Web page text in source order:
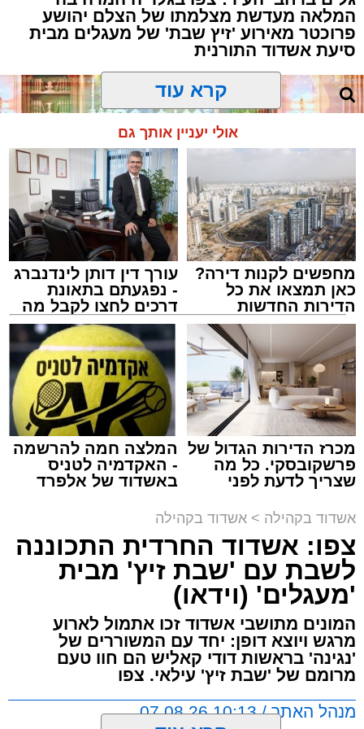
המלאה מעדשת מצלמתו של הצלם יהושע
פרוכטר מאירוע 'זיץ שבת' של מעגלים מבית
סיעת אשדוד התורנית
צילום: יהושע פרוכטר
מערכת האתר / 00:35 09.08.26
תגים:אשדוד, קאליש, מעגלים
האירוע שלא ישכח באשדוד ממשיך להכות גלים
ברחבי העיר: צפו בגלריה המרהיבה המלאה
מעדשת מצלמתו של הצלם יהושע פרוכטר
מאירוע 'זיץ שבת' של מעגלים מבית סיעת אשדוד
התורנית.
הערב המרגש החל בשירת אחדות בניהולו של ר'
דוד קאליש ותזמורת נגינה, משולבת בזיץ לכבוד
שבת קודש.
קרא עוד
אולי יעניין אותך גם
מחפשים לקנות דירה?
כאן תמצאו את כל
הדירות החדשות
למכירה באשדוד >>>
עורך דין דותן לינדנברג
- נפגעתם בתאונת
דרכים לחצו לקבל מה
שמגיע לכם
מכרז הדירות הגדול של
פרשקובסקי. כל מה
שצריך לדעת לפני
באשדוד
המלצה חמה להרשמה
- האקדמיה לטניס
באשדוד של אלפרד
אשדוד בקהילה > אשדוד בקהילה
צפו: אשדוד החרדית התכוננה
לשבת עם 'שבת זיץ' מבית
'מעגלים' (וידאו)
המונים מתושבי אשדוד זכו אתמול לארוע
מרגש ויוצא דופן: יחד עם המשוררים של
'נגינה' בראשות דודי קאליש הם חוו טעם
מרומם של 'שבת זיץ' עילאי. צפו
מנהל האתר / 10:13 07.08.26